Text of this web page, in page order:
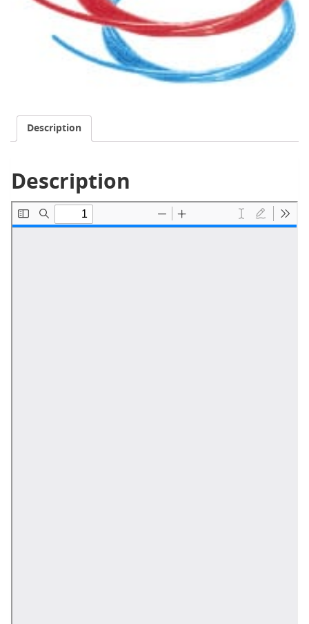
Description
Description